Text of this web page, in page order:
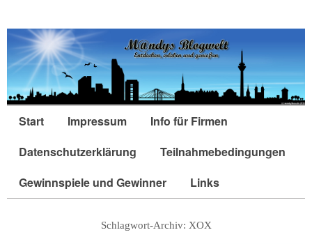
Start Impressum
Info für Firmen
Datenschutzerklärung
Teilnahmebedingungen
Gewinnspiele und Gewinner
Links
Schlagwort-Archiv: XOX